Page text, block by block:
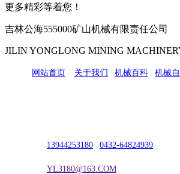
更多精彩等着您！
吉林公海555000矿山机械有限责任公司
JILIN YONGLONG MINING
网站首页 关于我们 机械百科 机械
13944253180 0432-64824939
YL3180@163.COM